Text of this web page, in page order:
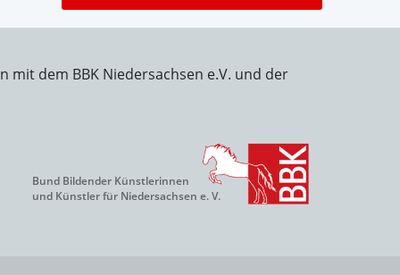
mit dem BBK Niedersachsen e.V. und der
Bund Bildender Künstlerinnen
und Künstler für Niedersachsen e. V.